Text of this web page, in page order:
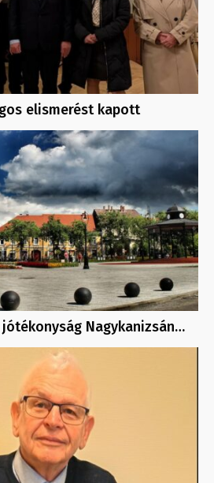
elismerést kapott
Nagykanizsán…